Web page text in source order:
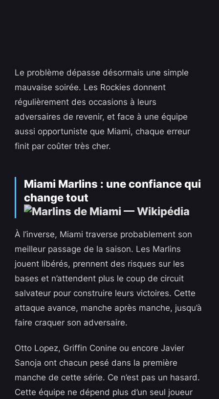
Le problème dépasse désormais une simple
mauvaise soirée. Les Rockies donnent
régulièrement des occasions à leurs
adversaires de revenir, et face à une équipe
aussi opportuniste que Miami, chaque erreur
finit par coûter très cher.
Miami Marlins : une confiance qui
change tout
À l’inverse, Miami traverse probablement son
meilleur passage de la saison. Les Marlins
jouent libérés, prennent des risques sur les
bases et n’attendent plus le coup de circuit
salvateur pour construire leurs victoires. Cette
attaque avance, manche après manche, jusqu’à
faire craquer son adversaire.
Otto Lopez, Griffin Conine ou encore Javier
Sanoja ont chacun pesé dans la première
manche de cette série. Ce n’est pas un hasard.
Cette équipe ne dépend plus d’un seul joueur